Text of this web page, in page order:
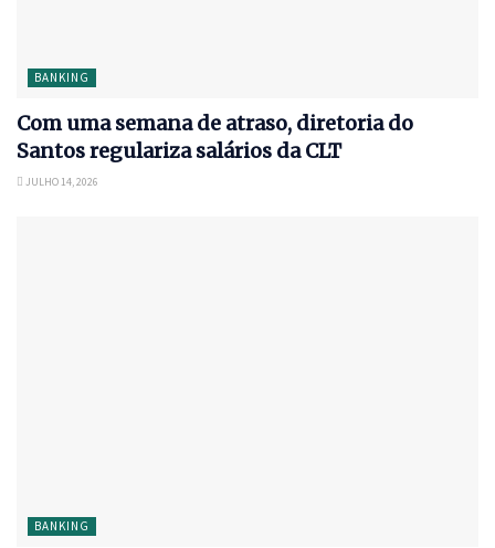
BANKING
Com uma semana de atraso, diretoria do
Santos regulariza salários da CLT
JULHO 14, 2026
BANKING